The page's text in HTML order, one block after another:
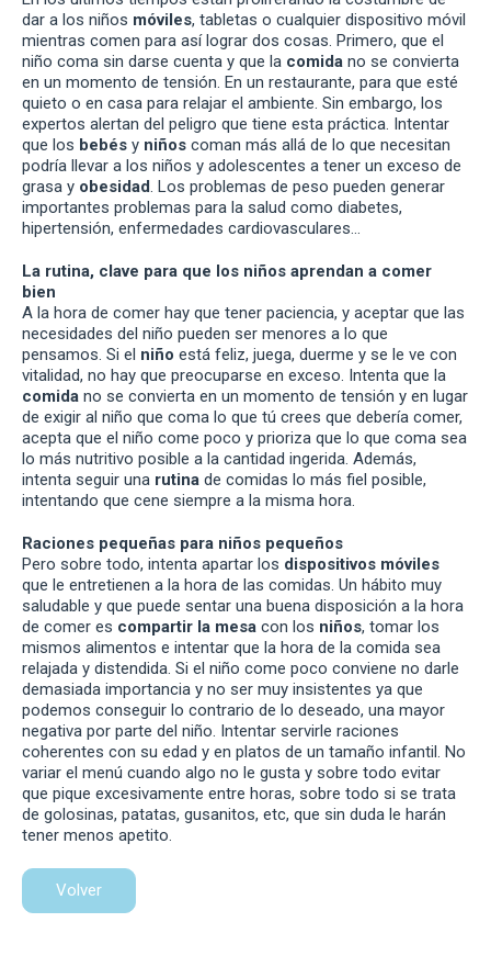
dar a los niños móviles, tabletas o cualquier dispositivo móvil
mientras comen para así lograr dos cosas. Primero, que el
niño coma sin darse cuenta y que la comida no se convierta
en un momento de tensión. En un restaurante, para que esté
quieto o en casa para relajar el ambiente. Sin embargo, los
expertos alertan del peligro que tiene esta práctica. Intentar
que los bebés y niños coman más allá de lo que necesitan
podría llevar a los niños y adolescentes a tener un exceso de
grasa y obesidad. Los problemas de peso pueden generar
importantes problemas para la salud como diabetes,
hipertensión, enfermedades cardiovasculares…
La rutina, clave para que los niños aprendan a comer
bien
A la hora de comer hay que tener paciencia, y aceptar que las
necesidades del niño pueden ser menores a lo que
pensamos. Si el niño está feliz, juega, duerme y se le ve con
vitalidad, no hay que preocuparse en exceso. Intenta que la
comida no se convierta en un momento de tensión y en lugar
de exigir al niño que coma lo que tú crees que debería comer,
acepta que el niño come poco y prioriza que lo que coma sea
lo más nutritivo posible a la cantidad ingerida. Además,
intenta seguir una rutina de comidas lo más fiel posible,
intentando que cene siempre a la misma hora.
Raciones pequeñas para niños pequeños
Pero sobre todo, intenta apartar los dispositivos móviles
que le entretienen a la hora de las comidas. Un hábito muy
saludable y que puede sentar una buena disposición a la hora
de comer es compartir la mesa con los niños, tomar los
mismos alimentos e intentar que la hora de la comida sea
relajada y distendida. Si el niño come poco conviene no darle
demasiada importancia y no ser muy insistentes ya que
podemos conseguir lo contrario de lo deseado, una mayor
negativa por parte del niño. Intentar servirle raciones
coherentes con su edad y en platos de un tamaño infantil. No
variar el menú cuando algo no le gusta y sobre todo evitar
que pique excesivamente entre horas, sobre todo si se trata
de golosinas, patatas, gusanitos, etc, que sin duda le harán
tener menos apetito.
Volver